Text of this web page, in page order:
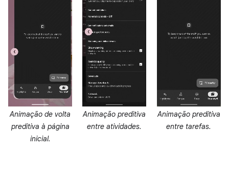
Animação de volta
preditiva à página
inicial.
Animação preditiva
entre atividades.
Animação preditiva
entre tarefas.